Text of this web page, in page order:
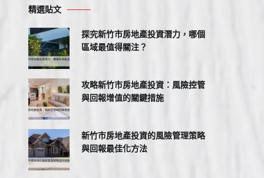
精選貼文
探究新竹市房地產投資潛力，哪個
區域最值得關注？
攻略新竹市房地產投資：風險控管
與回報增值的關鍵措施
新竹市房地產投資的風險管理策略
與回報最佳化方法